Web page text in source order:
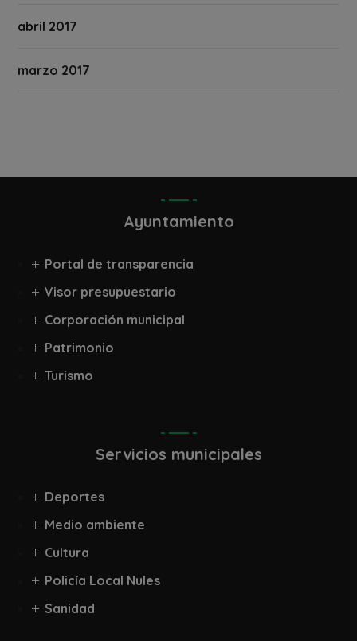
abril 2017
marzo 2017
Ayuntamiento
Portal de transparencia
Visor presupuestario
Corporación municipal
Patrimonio
Turismo
Servicios municipales
Deportes
Medio ambiente
Cultura
Policía Local Nules
Sanidad